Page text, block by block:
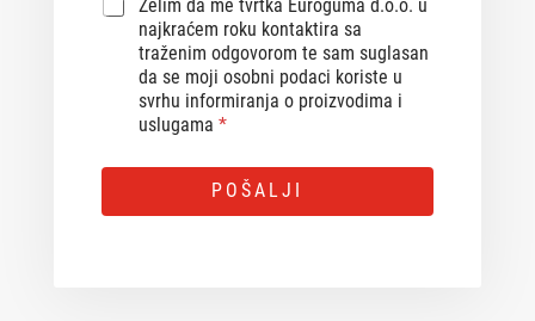
e
m
Želim da me tvrtka Euroguma d.o.o. u
najkraćem roku kontaktira sa
traženim odgovorom te sam suglasan
da se moji osobni podaci koriste u
svrhu informiranja o proizvodima i
uslugama *
POŠALJI
l